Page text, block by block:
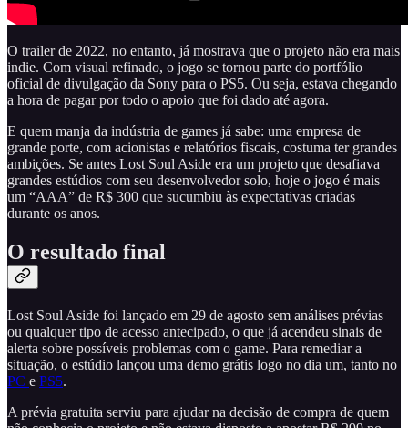
O trailer de 2022, no entanto, já mostrava que o projeto não era mais
indie. Com visual refinado, o jogo se tornou parte do portfólio
oficial de divulgação da Sony para o PS5. Ou seja, estava chegando
a hora de pagar por todo o apoio que foi dado até agora.
E quem manja da indústria de games já sabe: uma empresa de
grande porte, com acionistas e relatórios fiscais, costuma ter grandes
ambições. Se antes Lost Soul Aside era um projeto que desafiava
grandes estúdios com seu desenvolvedor solo, hoje o jogo é mais
um “AAA” de R$ 300 que sucumbiu às expectativas criadas
durante os anos.
O resultado final
Lost Soul Aside foi lançado em 29 de agosto sem análises prévias
ou qualquer tipo de acesso antecipado, o que já acendeu sinais de
alerta sobre possíveis problemas com o game. Para remediar a
situação, o estúdio lançou uma demo grátis logo no dia um, tanto no
PC e PS5.
A prévia gratuita serviu para ajudar na decisão de compra de quem